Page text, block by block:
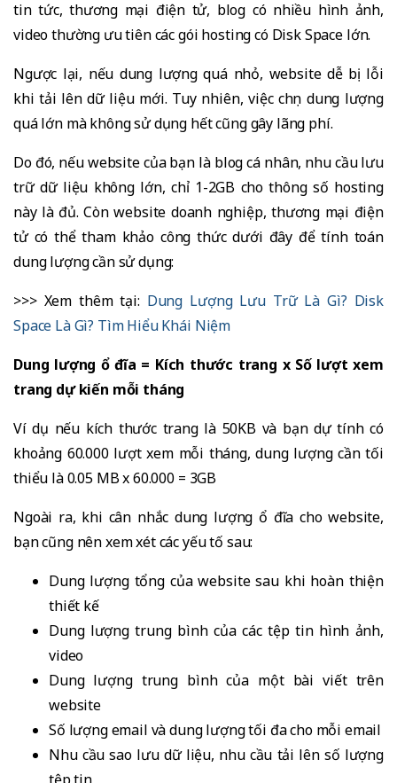
tin tức, thương mại điện tử, blog có nhiều hình ảnh,
video thường ưu tiên các gói hosting có Disk Space lớn.
Ngược lại, nếu dung lượng quá nhỏ, website dễ bị lỗi
khi tải lên dữ liệu mới. Tuy nhiên, việc chọn dung lượng
quá lớn mà không sử dụng hết cũng gây lãng phí.
Do đó, nếu website của bạn là blog cá nhân, nhu cầu lưu
trữ dữ liệu không lớn, chỉ 1-2GB cho thông số hosting
này là đủ. Còn website doanh nghiệp, thương mại điện
tử có thể tham khảo công thức dưới đây để tính toán
dung lượng cần sử dụng:
>>> Xem thêm tại: Dung Lượng Lưu Trữ Là Gì? Disk
Space Là Gì? Tìm Hiểu Khái Niệm
Dung lượng ổ đĩa = Kích thước trang x Số lượt xem
trang dự kiến mỗi tháng
Ví dụ nếu kích thước trang là 50KB và bạn dự tính có
khoảng 60.000 lượt xem mỗi tháng, dung lượng cần tối
thiểu là 0.05 MB x 60.000 = 3GB
Ngoài ra, khi cân nhắc dung lượng ổ đĩa cho website,
bạn cũng nên xem xét các yếu tố sau:
Dung lượng tổng của website sau khi hoàn thiện
thiết kế
Dung lượng trung bình của các tệp tin hình ảnh,
video
Dung lượng trung bình của một bài viết trên
website
Số lượng email và dung lượng tối đa cho mỗi email
Nhu cầu sao lưu dữ liệu, nhu cầu tải lên số lượng